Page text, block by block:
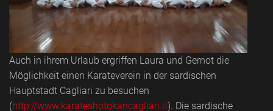
Auch in ihrem Urlaub ergriffen Laura und Gernot die
Möglichkeit einen Karateverein in der sardischen
Hauptstadt Cagliari zu besuchen
(http://www.karateshotokancagliari.it). Die sardische